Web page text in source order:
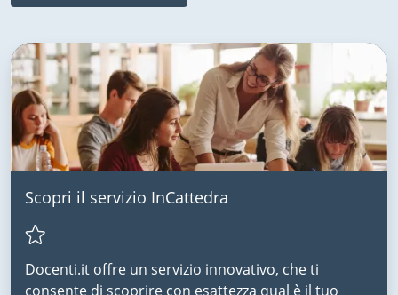
Scopri il servizio InCattedra
Docenti.it offre un servizio innovativo, che ti
consente di scoprire con esattezza qual è il tuo